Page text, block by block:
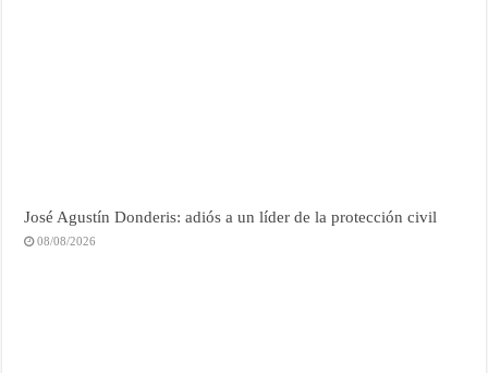
José Agustín Donderis: adiós a un líder de la protección civil
08/08/2026